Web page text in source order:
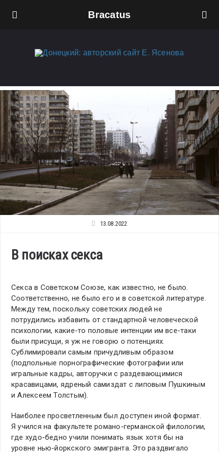
Bracatus
13.08.2022
В поисках секса
Секса в Советском Союзе, как известно, не было.
Соответственно, не было его и в советской литературе.
Между тем, поскольку советских людей не
потрудились избавить от стандартной человеческой
психологии, какие-то половые интенции им все-таки
были присущи, я уж не говорю о потенциях.
Сублимировали самым причудливым образом
(подпольные порнографические фотографии или
игральные кадры, авторучки с раздевающимися
красавицами, ядреный самиздат с липовым Пушкиным
и Алексеем Толстым).
Наиболее просветленным был доступен иной формат.
Я учился на факультете романо-германской филологии,
где худо-бедно учили понимать язык хотя бы на
уровне нью-йоркского эмигранта. Это раздвигало